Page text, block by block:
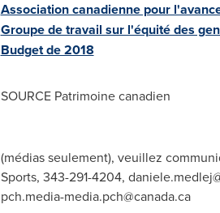
Association canadienne pour
Groupe de travail sur l'équité des
Budget de 2018
SOURCE Patrimoine canadien
(médias seulement), veuillez
Sports, 343-291-4204,
pch.media-media.pch@canada.ca